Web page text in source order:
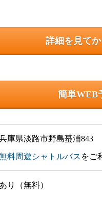
詳細を見て
簡単WEB
庫県淡路市野島蟇浦843
料周遊シャトルバス をご
あり（無料）